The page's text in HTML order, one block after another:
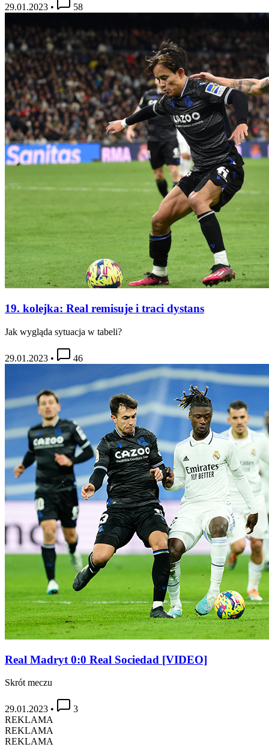
29.01.2023 • 58
19. kolejka: Real remisuje i traci dystans
Jak wygląda sytuacja w tabeli?
29.01.2023 • 46
Real Madryt 0:0 Real Sociedad [VIDEO]
Skrót meczu
29.01.2023 •
3
REKLAMA
REKLAMA
REKLAMA